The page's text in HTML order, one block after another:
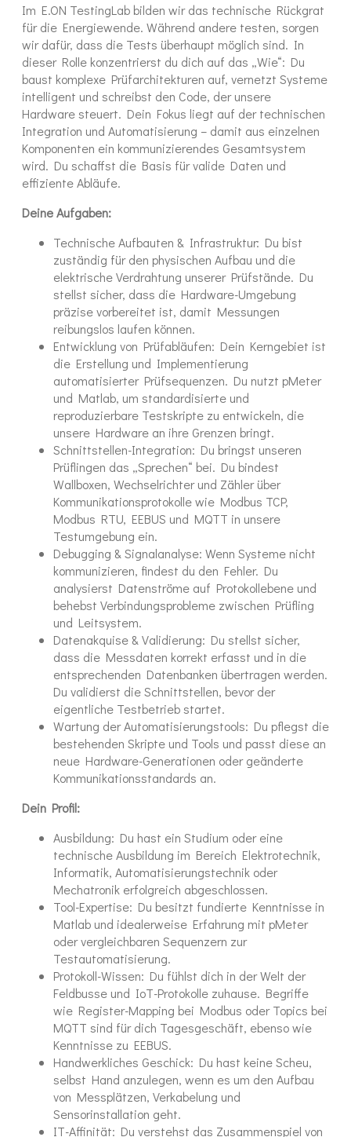
Im E.ON TestingLab bilden wir das technische Rückgrat
für die Energiewende. Während andere testen, sorgen
wir dafür, dass die Tests überhaupt möglich sind. In
dieser Rolle konzentrierst du dich auf das „Wie“: Du
baust komplexe Prüfarchitekturen auf, vernetzt Systeme
intelligent und schreibst den Code, der unsere
Hardware steuert. Dein Fokus liegt auf der technischen
Integration und Automatisierung – damit aus einzelnen
Komponenten ein kommunizierendes Gesamtsystem
wird. Du schaffst die Basis für valide Daten und
effiziente Abläufe.
Deine Aufgaben:
Technische Aufbauten & Infrastruktur: Du bist
zuständig für den physischen Aufbau und die
elektrische Verdrahtung unserer Prüfstände. Du
stellst sicher, dass die Hardware-Umgebung
präzise vorbereitet ist, damit Messungen
reibungslos laufen können.
Entwicklung von Prüfabläufen: Dein Kerngebiet ist
die Erstellung und Implementierung
automatisierter Prüfsequenzen. Du nutzt pMeter
und Matlab, um standardisierte und
reproduzierbare Testskripte zu entwickeln, die
unsere Hardware an ihre Grenzen bringt.
Schnittstellen-Integration: Du bringst unseren
Prüflingen das „Sprechen“ bei. Du bindest
Wallboxen, Wechselrichter und Zähler über
Kommunikationsprotokolle wie Modbus TCP,
Modbus RTU, EEBUS und MQTT in unsere
Testumgebung ein.
Debugging & Signalanalyse: Wenn Systeme nicht
kommunizieren, findest du den Fehler. Du
analysierst Datenströme auf Protokollebene und
behebst Verbindungsprobleme zwischen Prüfling
und Leitsystem.
Datenakquise & Validierung: Du stellst sicher,
dass die Messdaten korrekt erfasst und in die
entsprechenden Datenbanken übertragen werden.
Du validierst die Schnittstellen, bevor der
eigentliche Testbetrieb startet.
Wartung der Automatisierungstools: Du pflegst die
bestehenden Skripte und Tools und passt diese an
neue Hardware-Generationen oder geänderte
Kommunikationsstandards an.
Dein Profil:
Ausbildung: Du hast ein Studium oder eine
technische Ausbildung im Bereich Elektrotechnik,
Informatik, Automatisierungstechnik oder
Mechatronik erfolgreich abgeschlossen.
Tool-Expertise: Du besitzt fundierte Kenntnisse in
Matlab und idealerweise Erfahrung mit pMeter
oder vergleichbaren Sequenzern zur
Testautomatisierung.
Protokoll-Wissen: Du fühlst dich in der Welt der
Feldbusse und IoT-Protokolle zuhause. Begriffe
wie Register-Mapping bei Modbus oder Topics bei
MQTT sind für dich Tagesgeschäft, ebenso wie
Kenntnisse zu EEBUS.
Handwerkliches Geschick: Du hast keine Scheu,
selbst Hand anzulegen, wenn es um den Aufbau
von Messplätzen, Verkabelung und
Sensorinstallation geht.
IT-Affinität: Du verstehst das Zusammenspiel von